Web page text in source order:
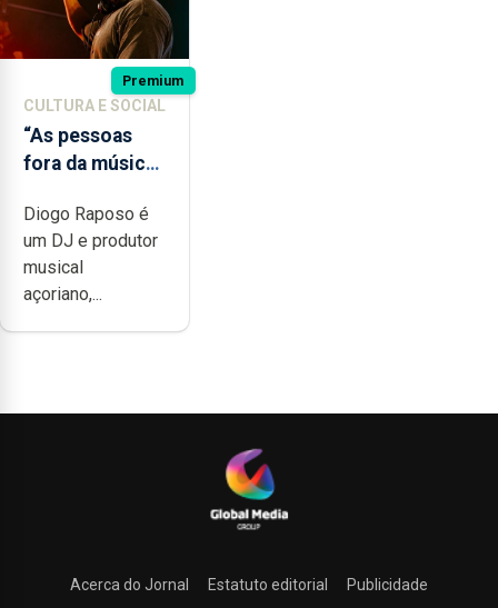
Premium
CULTURA E SOCIAL
“As pessoas
fora da música
noção do quão
difícil é
produzir uma
música”
Diogo Raposo é
um DJ e produtor
musical
açoriano,...
Acerca do Jornal Estatuto editorial Publicidade